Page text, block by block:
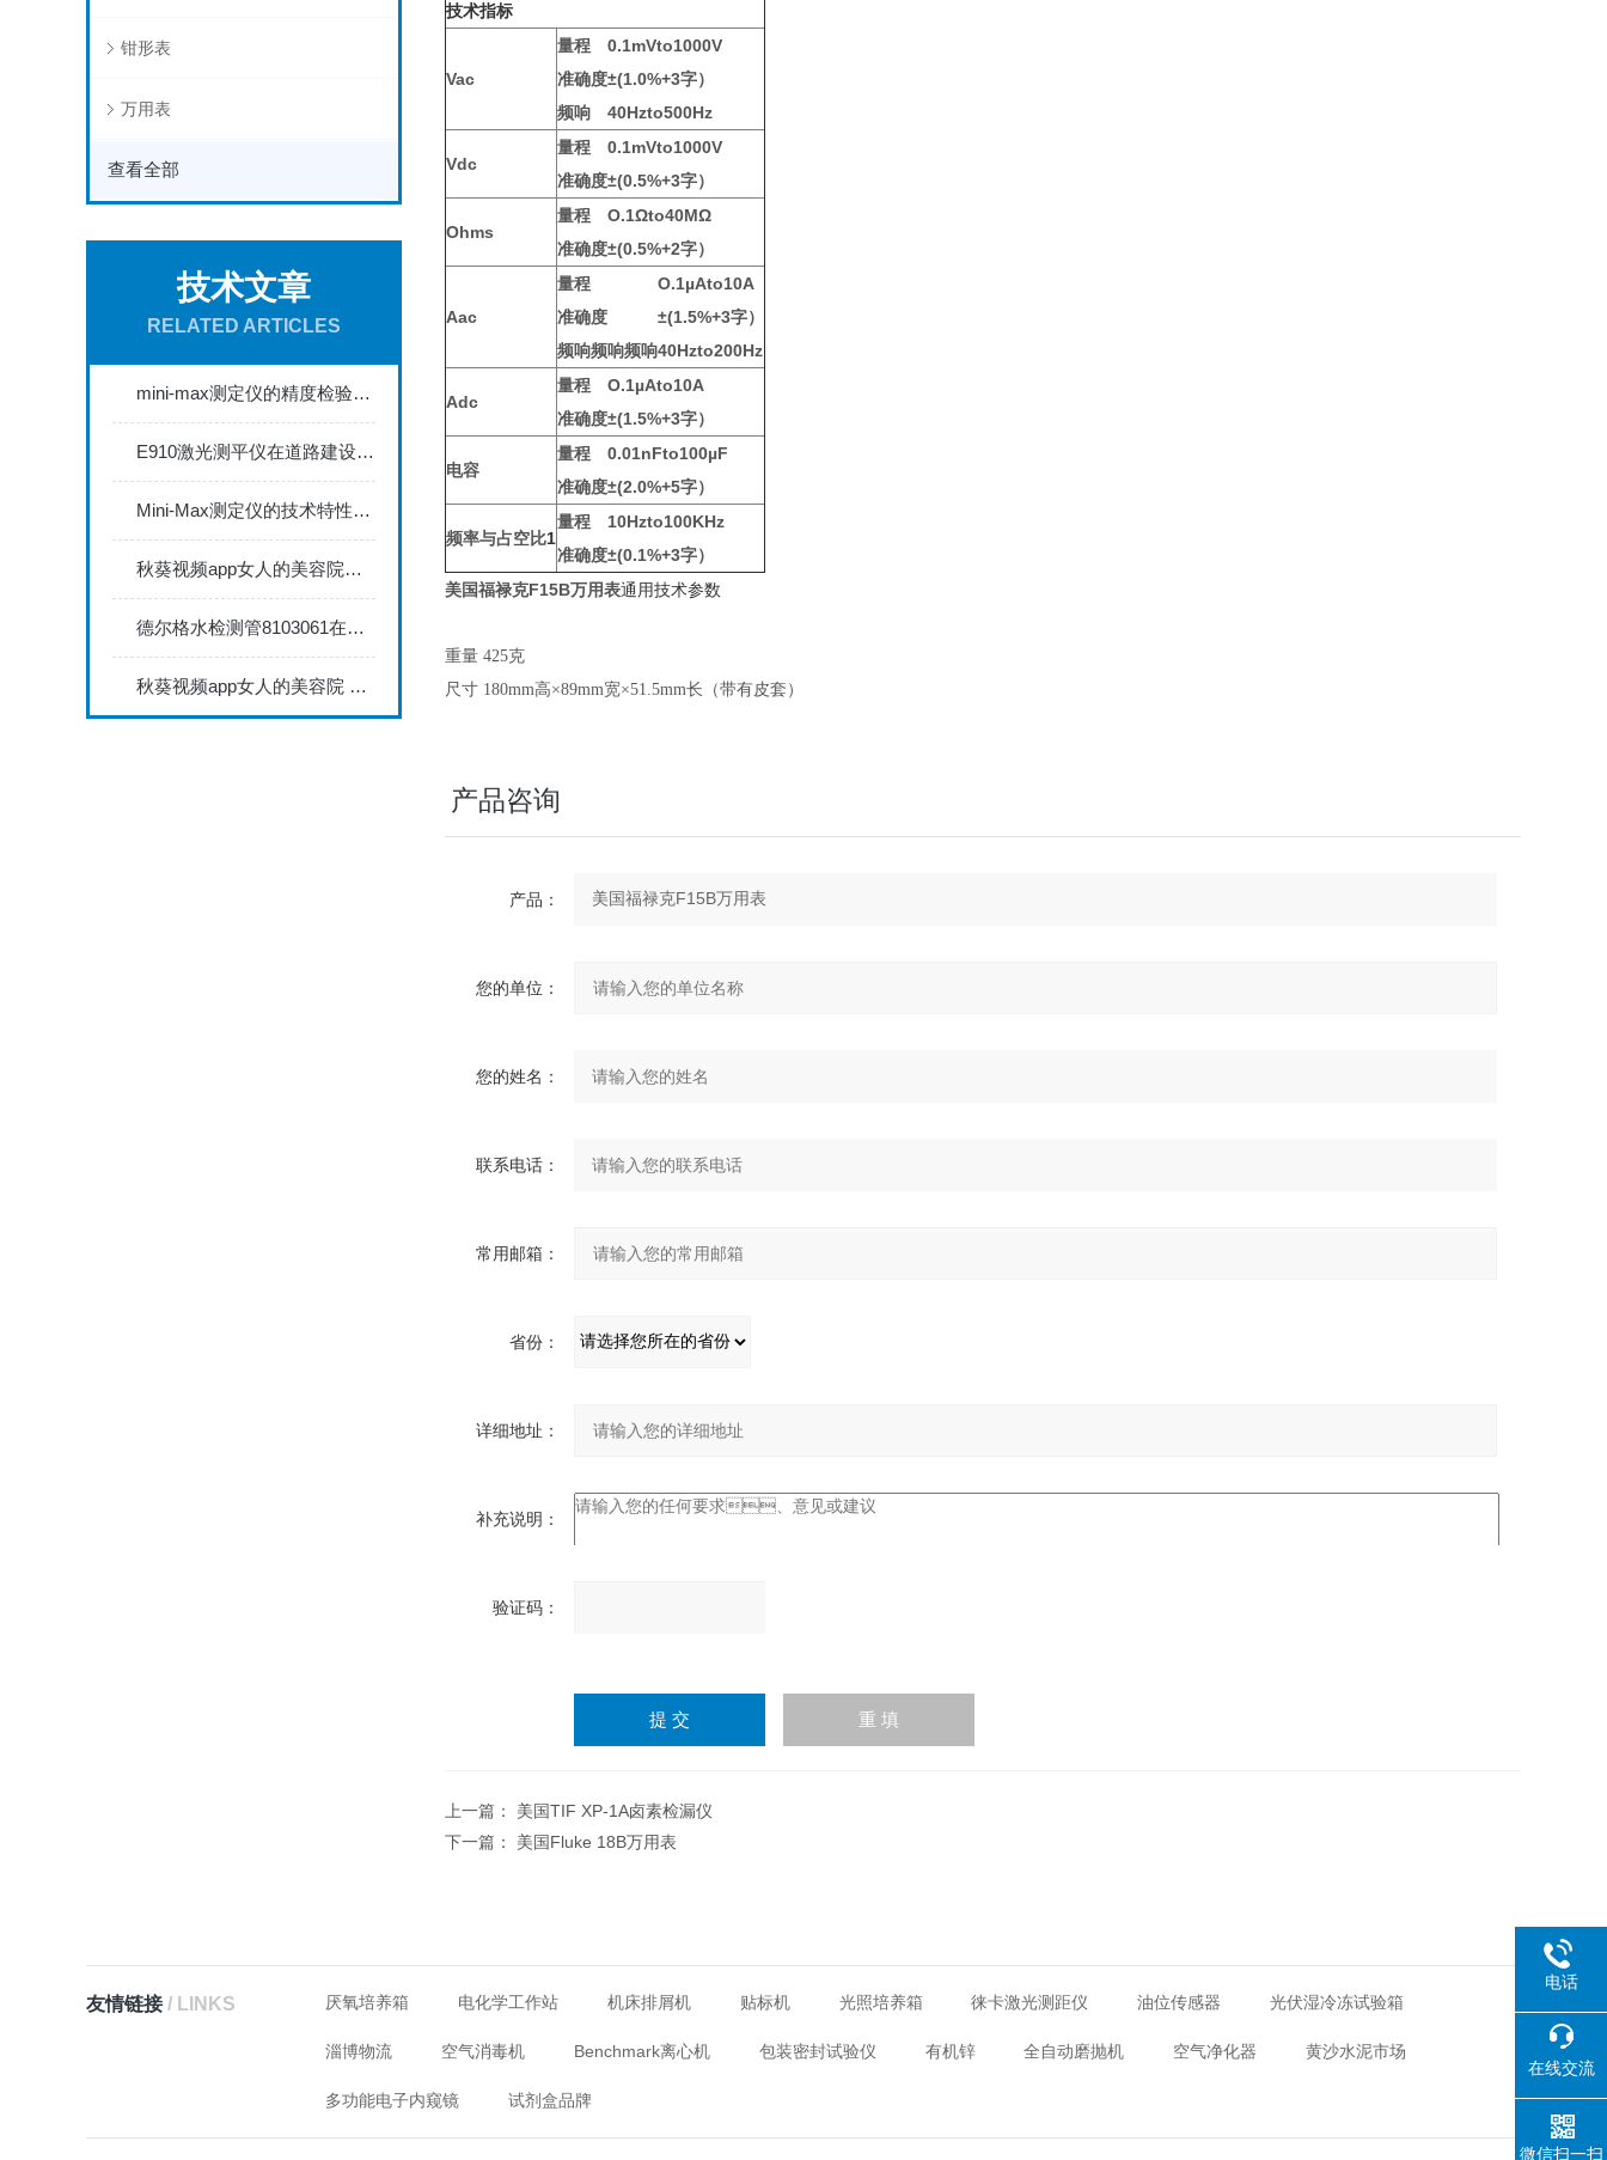
钳形表
万用表
查看全部
技术文章
RELATED ARTICLES
mini-max测定仪的精度检验与校准方法探讨
E910激光测平仪在道路建设中的关键作用
Mini-Max测定仪的技术特性与典型应用场景深度解读
秋葵视频app女人的美容院秋葵视频app下载安装735FN1.5正确的校准步骤
德尔格水检测管8103061在压缩空气质量检测中的应用
秋葵视频app女人的美容院 minitest2500配N02探头如何两点校准？
技术指标
Vac
量程
0.1mVto1000V
准确度±(1.0%+3字）
频响
40Hzto500Hz
Vdc
量程
0.1mVto1000V
准确度±(0.5%+3字）
Ohms
量程
O.1Ωto40MΩ
准确度±(0.5%+2字）
Aac
量程
O.1µAto10A
准确度
±(1.5%+3字）
频响频响频响40Hzto200Hz
Adc
量程
O.1µAto10A
准确度±(1.5%+3字）
电容
量程
0.01nFto100µF
准确度±(2.0%+5字）
频率与占空比1
量程
10Hzto100KHz
准确度±(0.1%+3字）
美国福禄克F15B万用表通用技术参数
重量 425克
尺寸 180mm高×89mm宽×51.5mm长（带有皮套）
产品咨询
产品：
您的单位：
您的姓名：
联系电话：
常用邮箱：
省份：
详细地址：
补充说明：
验证码：
入
计算结果（填写阿拉伯数
字），如：三加四=7
上一篇： 美国TIF XP-1A卤素检漏仪
下一篇： 美国Fluke 18B万用表
友情链接/ LINKS 厌氧培养箱 电化学工作站 机床排屑机 贴标机 光照培养箱 徕卡激光测距仪 油位传感器 光伏湿冷冻试验箱
淄博物流 空气消毒机 Benchmark离心机 包装密封试验仪 有机锌 全自动磨抛机 空气净化器 黄沙水泥市场
多功能电子内窥镜 试剂盒品牌
电话
在线交流
微信扫一扫